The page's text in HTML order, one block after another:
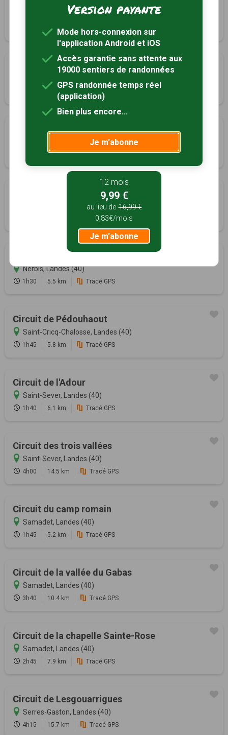
Laurède, Landes (40)
6.5 km
Circuits des 5 clochers
16.2 km Tracé GPS
Circuit à la découverte de la vallée de l'Adour
6.6 km Tracé GPS
Mugron, Landes (40)
Tracé GPS
Nerbis, Landes (40)
1h30 5.5 km Tracé GPS
Circuit de Pédouhaout
Saint-Cricq-Chalosse, Landes (40)
1h45 5.8 km Tracé GPS
Circuit de l'Adour
Saint-Sever, Landes (40)
1h40 6.1 km Tracé GPS
Circuit des trois vallées
Saint-Sever, Landes (40)
4h00 14.5 km Tracé GPS
Circuit du camp romain
Samadet, Landes (40)
1h45 5.2 km Tracé GPS
Circuit de la vallée du Gabas
Samadet, Landes (40)
3h40 10.4 km Tracé GPS
Circuit de la chapelle Sainte-Rose
Samadet, Landes (40)
2h45 7.9 km Tracé GPS
Circuit de Lesgouarrigues
Serres-Gaston, Landes (40)
4h15 15.7 km Tracé GPS
Version payante
Mode hors-connexion sur
l'application Android et iOS
Accès garantie sans attente aux
19000 sentiers de randonnées
GPS randonnée temps réel
(application)
Bien plus encore...
Je m'abonne
12 mois
9,99 €
au lieu de 16,99 €
0,83€/mois
Je m'abonne